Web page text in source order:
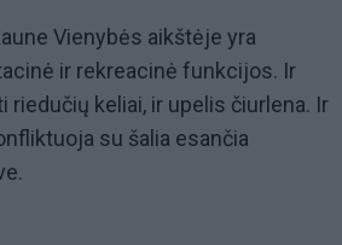
Vienybės aikštėje yra
ir rekreacinė funkcijos. Ir
riedučių keliai, ir upelis čiurlena. Ir
su šalia esančia